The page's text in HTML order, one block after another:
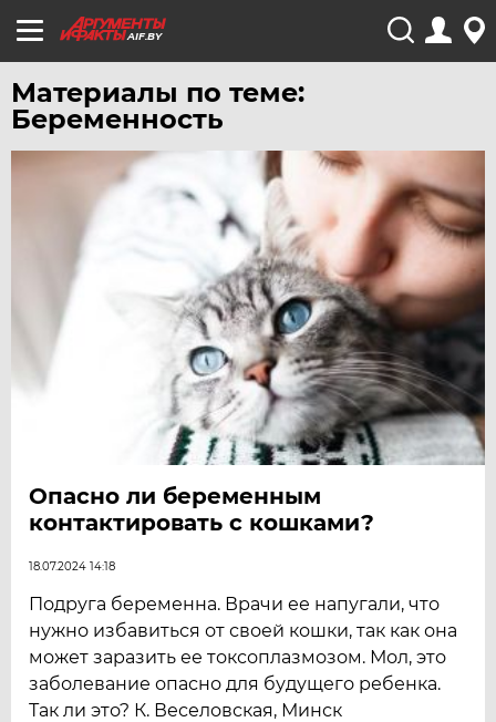
AIF.BY
Материалы по теме:
Беременность
Опасно ли беременным
контактировать с кошками?
18.07.2024 14:18
Подруга беременна. Врачи ее напугали, что
нужно избавиться от своей кошки, так как она
может заразить ее токсоплазмозом. Мол, это
заболевание опасно для будущего ребенка.
Так ли это? К. Веселовская, Минск